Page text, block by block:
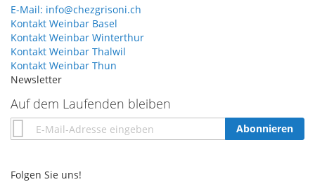
E-Mail: info@chezgrisoni.ch
Kontakt Weinbar Basel
Kontakt Weinbar Winterthur
Kontakt Weinbar Thalwil
Kontakt Weinbar Thun
Newsletter
Auf dem Laufenden bleiben
Annmeldung
zum
Abonnieren
Folgen Sie uns!